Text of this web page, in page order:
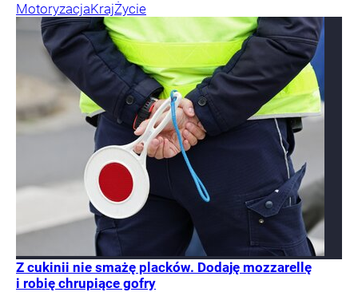
MotoryzacjaKrajŻycie
Z cukinii nie smażę placków. Dodaję mozzarellę
i robię chrupiące gofry